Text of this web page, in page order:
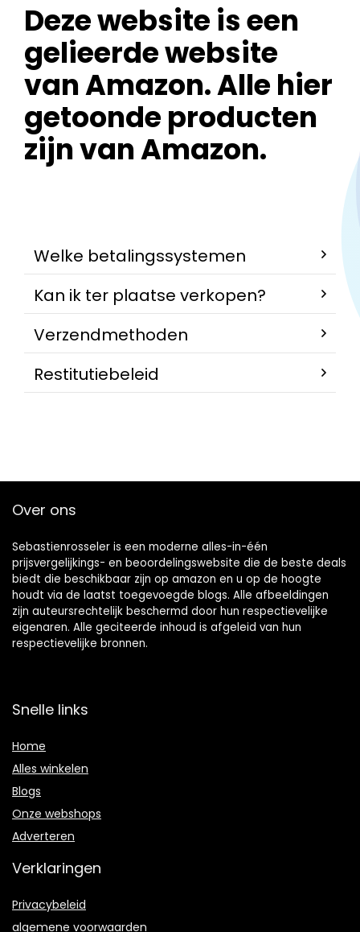
Deze website is een
gelieerde website
van Amazon. Alle hier
getoonde producten
zijn van Amazon.
Welke betalingssystemen
Kan ik ter plaatse verkopen?
Verzendmethoden
Restitutiebeleid
Over ons
Sebastienrosseler is een moderne alles-in-één
prijsvergelijkings- en beoordelingswebsite die de beste deals
biedt die beschikbaar zijn op amazon en u op de hoogte
houdt via de laatst toegevoegde blogs. Alle afbeeldingen
zijn auteursrechtelijk beschermd door hun respectievelijke
eigenaren. Alle geciteerde inhoud is afgeleid van hun
respectievelijke bronnen.
Snelle links
Home
Alles winkelen
Blogs
Onze webshops
Adverteren
Verklaringen
Privacybeleid
algemene voorwaarden